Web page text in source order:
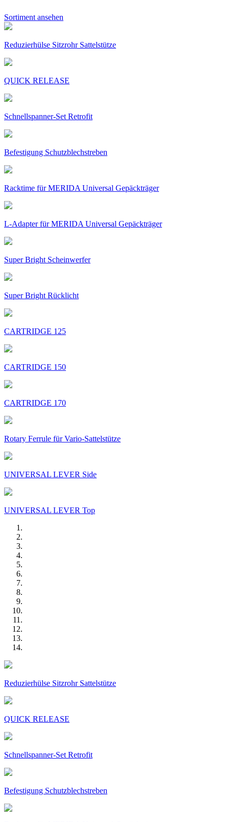
Sortiment ansehen
Reduzierhülse Sitzrohr Sattelstütze
QUICK RELEASE
Schnellspanner-Set Retrofit
Befestigung Schutzblechstreben
Racktime für MERIDA Universal Gepäckträger
L-Adapter für MERIDA Universal Gepäckträger
Super Bright Scheinwerfer
Super Bright Rücklicht
CARTRIDGE 125
CARTRIDGE 150
CARTRIDGE 170
Rotary Ferrule für Vario-Sattelstütze
UNIVERSAL LEVER Side
UNIVERSAL LEVER Top
Reduzierhülse Sitzrohr Sattelstütze
QUICK RELEASE
Schnellspanner-Set Retrofit
Befestigung Schutzblechstreben